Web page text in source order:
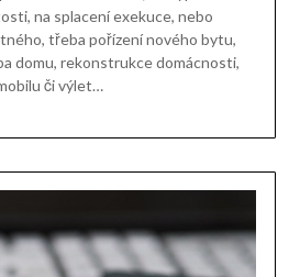
na splacení exekuce, nebo
třeba pořízení nového bytu,
domu, rekonstrukce domácnosti,
či výlet…